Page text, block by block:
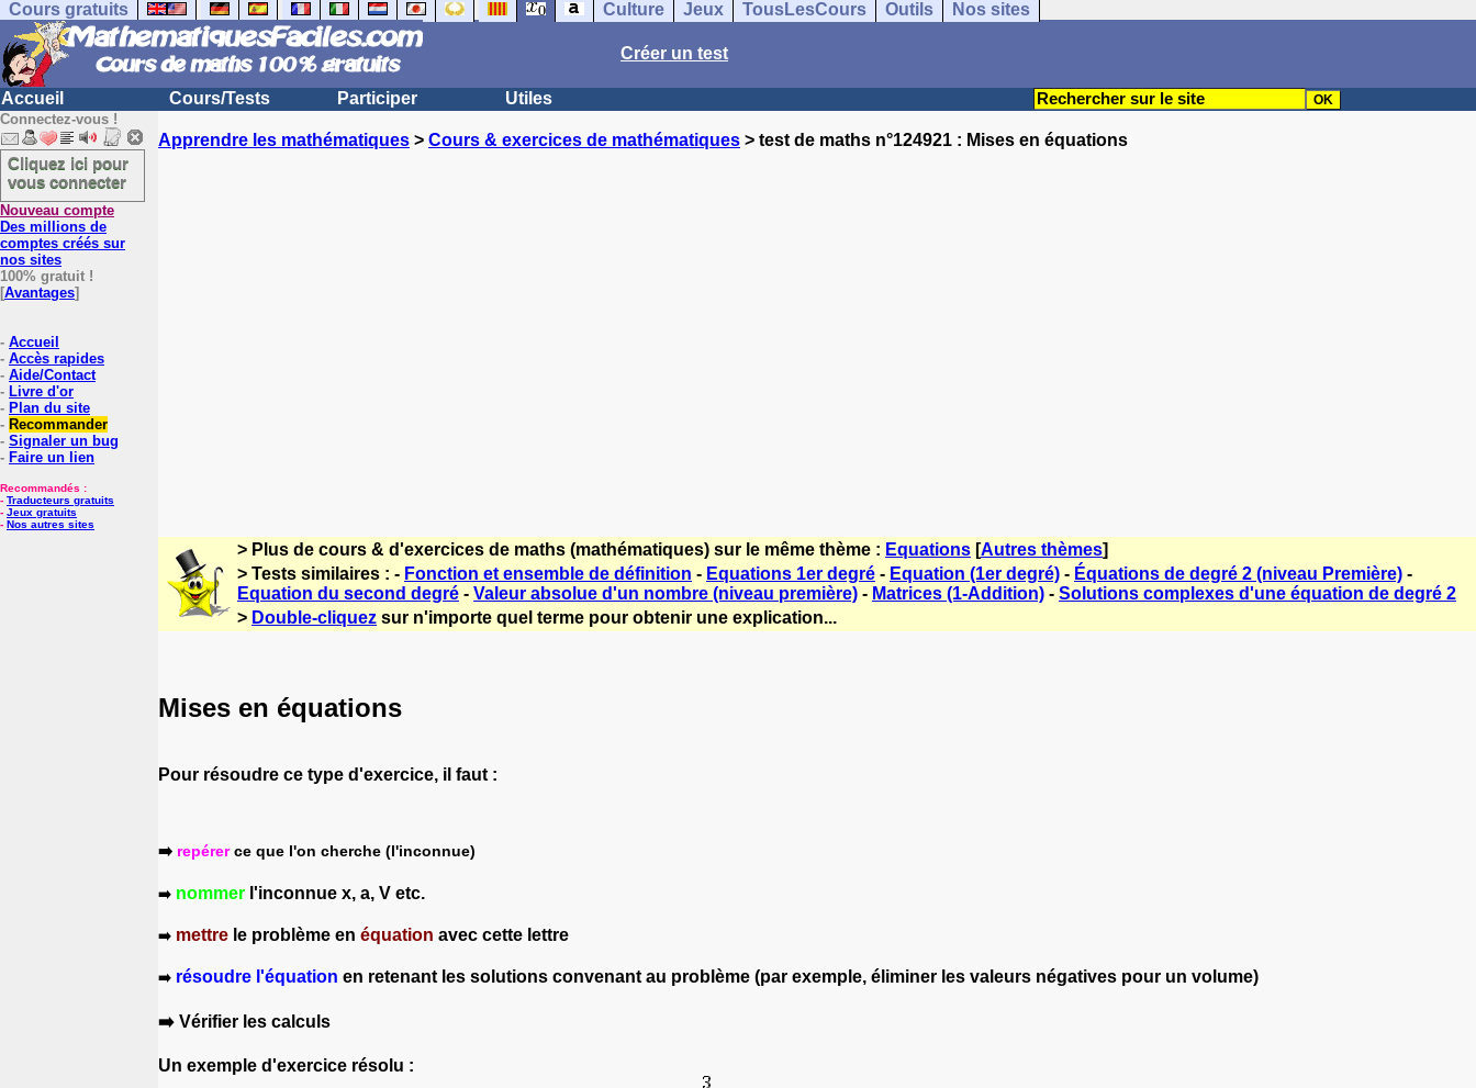
Cours gratuits Culture Jeux TousLesCours Outils Nos sites
Créer un test
Accueil Cours/Tests Participer Utiles
Connectez-vous !
Cliquez ici pour
vous connecter
Nouveau compte
Des millions de
comptes créés sur
nos sites
100% gratuit !
[Avantages]
- Accueil
- Accès rapides
- Aide/Contact
- Livre d'or
- Plan du site
- Recommander
- Signaler un bug
- Faire un lien
Recommandés :
- Traducteurs gratuits
- Jeux gratuits
- Nos autres sites
Apprendre les mathématiques > Cours & exercices de mathématiques > test de maths n°124921 : Mises en équations
> Plus de cours & d'exercices de maths (mathématiques) sur le même thème : Equations [Autres thèmes]
> Tests similaires : - Fonction et ensemble de définition - Equations 1er degré - Equation (1er degré) - Équations de degré 2 (niveau Première) -
Equation du second degré - Valeur absolue d'un nombre (niveau première) - Matrices (1-Addition) - Solutions complexes d'une équation de degré 2
> Double-cliquez sur n'importe quel terme pour obtenir une explication...
Mises en équations
Pour résoudre ce type d'exercice, il faut :
➡️ repérerce que l'on cherche (l'inconnue)
➡️ nommer l'inconnue x, a, V etc.
➡️ mettre le problème en équation avec cette lettre
➡️ résoudre l'équation en retenant les solutions convenant au problème (par exemple, éliminer les valeurs négatives pour un volume)
➡️ Vérifier les calculs
Un exemple d'exercice résolu :